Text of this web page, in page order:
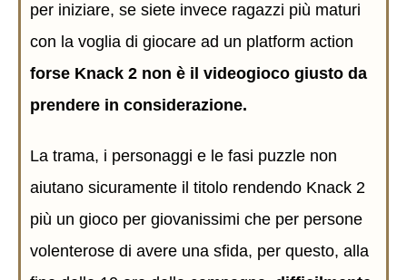
per iniziare, se siete invece ragazzi più maturi
con la voglia di giocare ad un platform action
forse Knack 2 non è il videogioco giusto da
prendere in considerazione.
La trama, i personaggi e le fasi puzzle non
aiutano sicuramente il titolo rendendo Knack 2
più un gioco per giovanissimi che per persone
volenterose di avere una sfida, per questo, alla